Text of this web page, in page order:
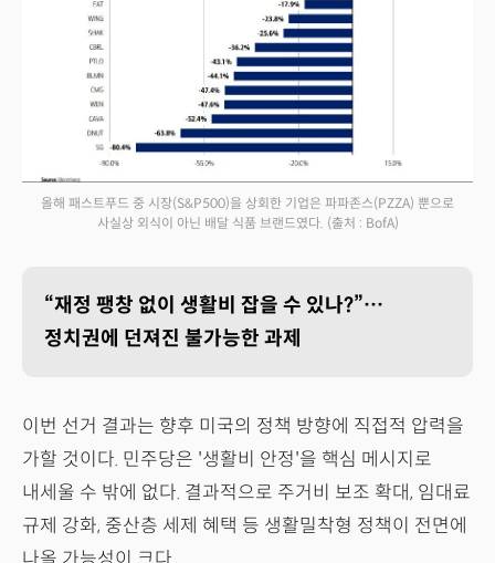
올해 패스트푸드 중 시장(S&P500)을 상회한 기업은 파파존스(PZZA) 뿐으로
사실상 외식이 아닌 배달 식품 브랜드였다. (출처 : BofA)
“재정 팽창 없이 생활비 잡을 수 있나?”…
정치권에 던져진 불가능한 과제
이번 선거 결과는 향후 미국의 정책 방향에 직접적 압력을
가할 것이다. 민주당은 '생활비 안정'을 핵심 메시지로
내세울 수 밖에 없다. 결과적으로 주거비 보조 확대, 임대료
규제 강화, 중산층 세제 혜택 등 생활밀착형 정책이 전면에